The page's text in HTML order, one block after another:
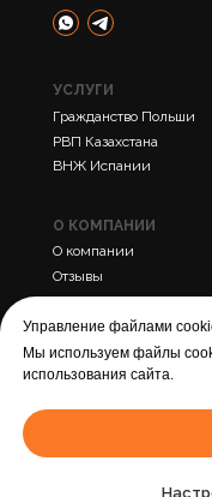
О КОМПАНИИ
О компании
Отзывы
Контакты
ПРОЧЕЕ
Cогласие на
Статьи
УСЛУГИ
Гражданство Польши
РВП Казахстана
ВНЖ Испании
Управление файлами
Мы используем файлы
использования сайта.